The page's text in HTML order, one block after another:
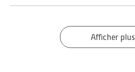
Afficher plus